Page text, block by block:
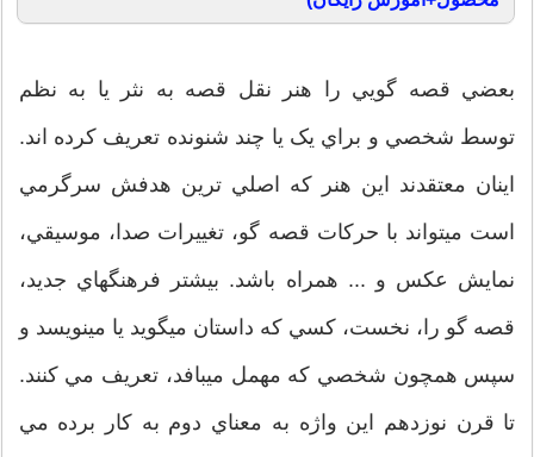
بعضي قصه گويي را هنر نقل قصه به نثر يا به نظم
توسط شخصي و براي يک يا چند شنونده تعريف کرده اند.
اينان معتقدند اين هنر که اصلي ترين هدفش سرگرمي
است ميتواند با حرکات قصه گو، تغييرات صدا، موسيقي،
نمايش عکس و ... همراه باشد. بيشتر فرهنگهاي جديد،
قصه گو را، نخست، کسي که داستان ميگويد يا مينويسد و
سپس همچون شخصي که مهمل ميبافد، تعريف مي کنند.
تا قرن نوزدهم اين واژه به معناي دوم به کار برده مي